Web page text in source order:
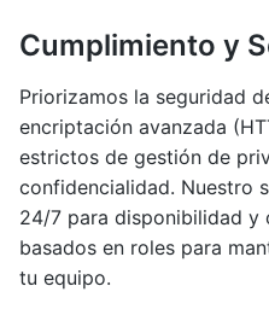
Cumplimiento y
Priorizamos la seguridad
encriptación avanzada
estrictos de gestión de
confidencialidad. Nuestro
24/7 para disponibilidad y
basados en roles para
tu equipo.